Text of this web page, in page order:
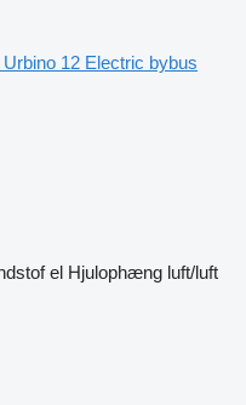
Urbino 12 Electric bybus
el Hjulophæng luft/luft